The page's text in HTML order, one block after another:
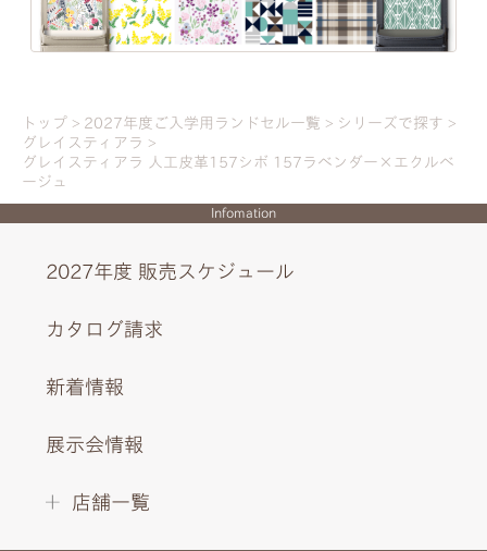
る、21シリーズのデザインと100超のカラーライ
ンナップ。ランドセル探しは、お子さまの“感
詳しく見る
トップ 2027年度ご入学用ランドセル一覧
シリーズで探す
グレイスティアラ
グレイスティアラ 人工皮革157シボ 157ラベンダー×エクルベ
ージュ
Infomation
2027年度 販売スケジュール
カタログ請求
新着情報
展示会情報
店舗一覧